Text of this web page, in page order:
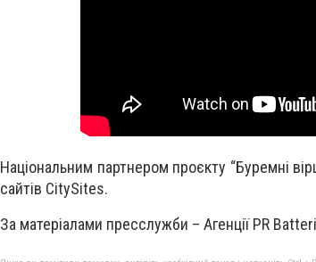
Національним партнером проєкту “Буремні
сайтів CitySites.
За матеріалами пресслужби – Агенції PR